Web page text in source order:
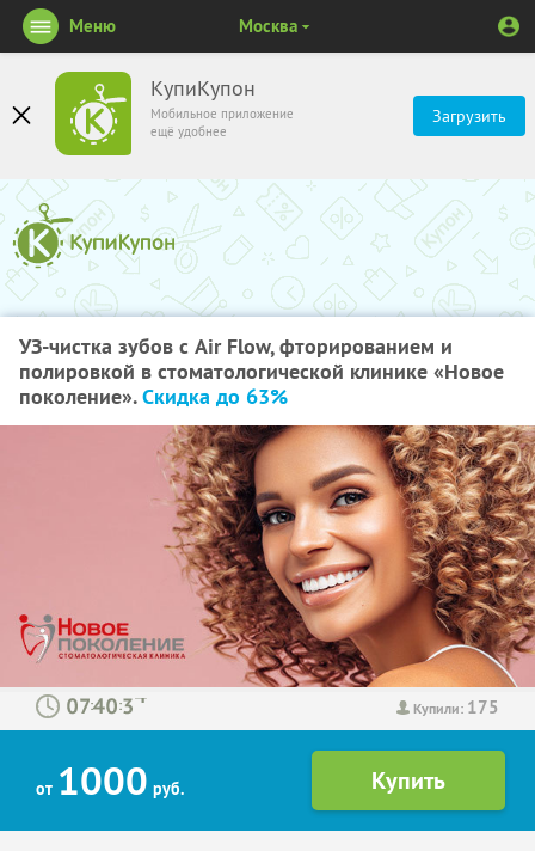
КупиКупон
Мобильное приложение
ещё удобнее
Загрузить
Меню Москва
УЗ-чистка зубов с Air Flow, фторированием и
полировкой в стоматологической клинике «Новое
поколение».Скидка до 63%
Купили: 175
: :
от 1000 руб.